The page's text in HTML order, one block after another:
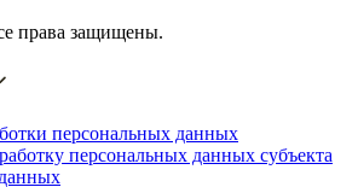
права защищены.
персональных данных
персональных данных субъекта